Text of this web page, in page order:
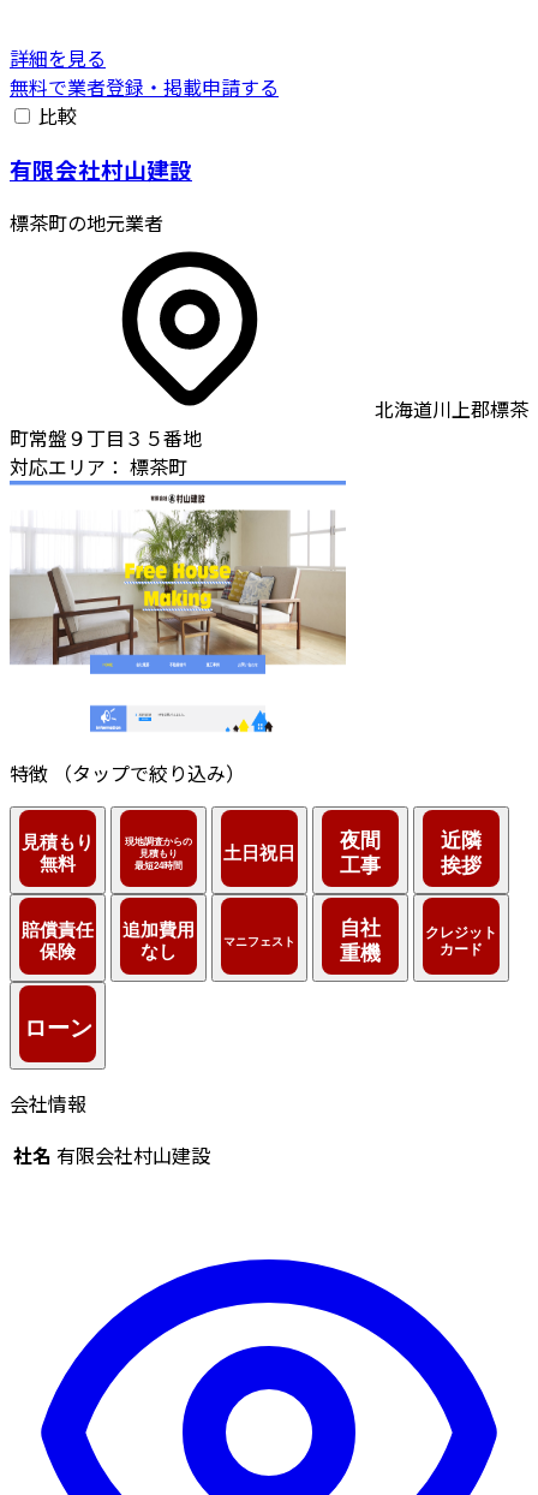
詳細を見る
無料で業者登録・掲載申請する
比較
有限会社村山建設
標茶町の地元業者
北海道川上郡標茶
町常盤９丁目３５番地
対応エリア： 標茶町
特徴 （タップで絞り込み）
会社情報
社名 有限会社村山建設